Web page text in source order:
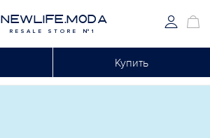
NEWLIFE.MODA
RESALE STORE №1
Купить